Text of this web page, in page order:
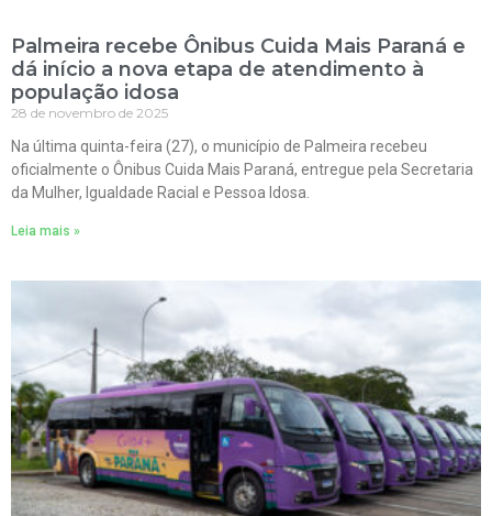
Palmeira recebe Ônibus Cuida Mais Paraná e
dá início a nova etapa de atendimento à
população idosa
28 de novembro de 2025
Na última quinta-feira (27), o município de Palmeira recebeu
oficialmente o Ônibus Cuida Mais Paraná, entregue pela Secretaria
da Mulher, Igualdade Racial e Pessoa Idosa.
Leia mais »